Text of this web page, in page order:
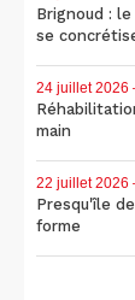
Brignoud :
se
24 juillet 2026
main
22 juillet 2026
Presqu'île
forme